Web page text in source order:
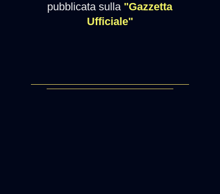
pubblicata sulla "Gazzetta
Ufficiale"